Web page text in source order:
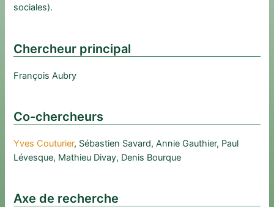
sociales).
Chercheur principal
François Aubry
Co-chercheurs
Yves Couturier, Sébastien Savard, Annie Gauthier, Paul
Lévesque, Mathieu Divay, Denis Bourque
Axe de recherche